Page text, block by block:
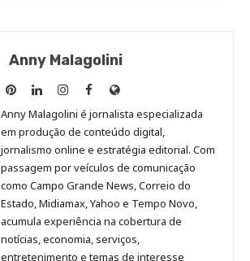
Anny Malagolini
Anny
Malagolini
no
Pinterest
Anny
Malagolini
no
LinkedIn
Anny
Malagolini
no
Instagram
Anny
Malagolini
no
Facebook
Site
de
Anny
Malagolini
Anny Malagolini é jornalista especializada
em produção de conteúdo digital,
jornalismo online e estratégia editorial. Com
passagem por veículos de comunicação
como Campo Grande News, Correio do
Estado, Midiamax, Yahoo e Tempo Novo,
acumula experiência na cobertura de
notícias, economia, serviços,
entretenimento e temas de interesse